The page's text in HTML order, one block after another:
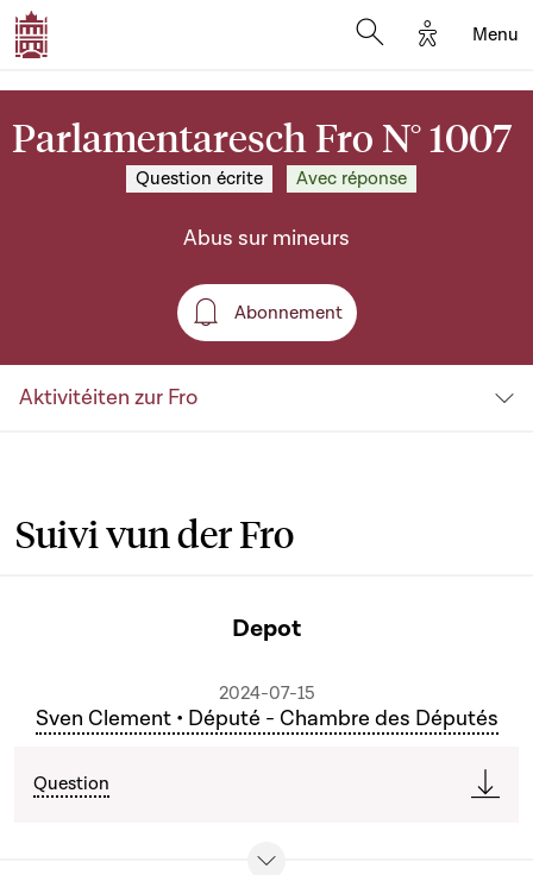
Options
Menu
Parlamentaresch Fro N° 1007
Question écrite Avec réponse
Abus sur mineurs
Abonnement
Abonnement
Aktivitéiten zur Fro
Suivi vun der Fro
Depot
2024-07-15
Sven Clement • Député - Chambre des Députés
Question